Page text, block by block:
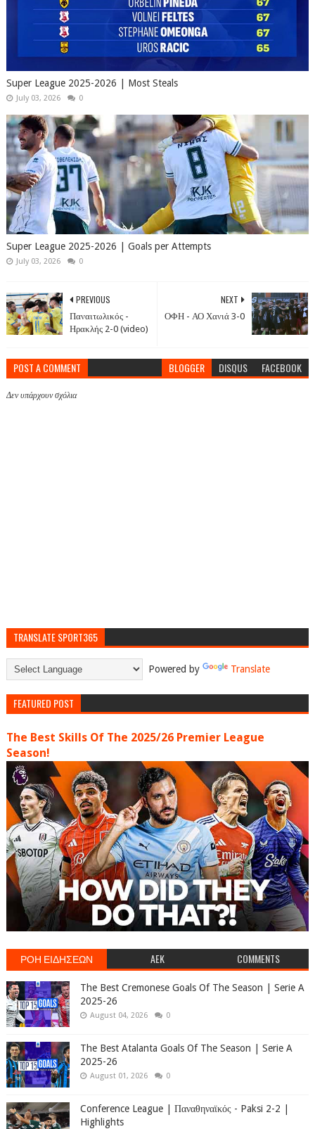
Super League 2025-2026 | Most Steals
July 03, 2026 0
Super League 2025-2026 | Goals per Attempts
July 03, 2026 0
NEXT
ΟΦΗ - ΑΟ Χανιά 3-0
PREVIOUS
Παναιτωλικός -
Ηρακλής 2-0 (video)
POST A COMMENT BLOGGER DISQUS FACEBOOK
Δεν υπάρχουν σχόλια
TRANSLATE SPORT365
Powered by Translate
FEATURED POST
The Best Skills Of The 2025/26 Premier League
Season!
ΡΟΗ ΕΙΔΗΣΕΩΝ AEK COMMENTS
The Best Cremonese Goals Of The Season | Serie A
2025-26
August 04, 2026 0
The Best Atalanta Goals Of The Season | Serie A
2025-26
August 01, 2026 0
Conference League | Παναθηναϊκός - Paksi 2-2 |
Highlights